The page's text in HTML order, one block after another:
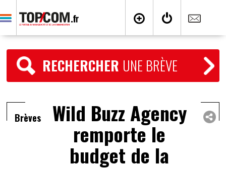
RECHERCHER UNE BRÈVE
Brèves Wild Buzz Agency
remporte le
budget de la